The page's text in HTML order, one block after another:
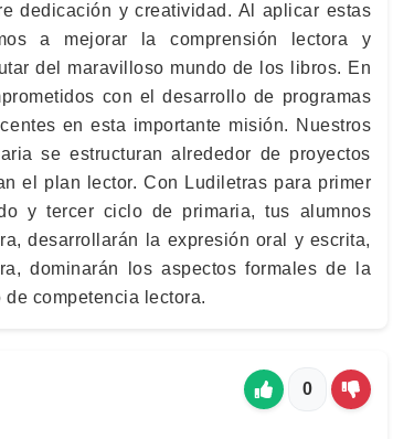
dedicación y creatividad. Al aplicar estas
a mejorar la comprensión lectora y
del maravilloso mundo de los libros. En
con el desarrollo de programas
en esta importante misión. Nuestros
se estructuran alrededor de proyectos
el plan lector. Con Ludiletras para primer
y tercer ciclo de primaria, tus alumnos
desarrollarán la expresión oral y escrita,
dominarán los aspectos formales de la
competencia lectora.
0